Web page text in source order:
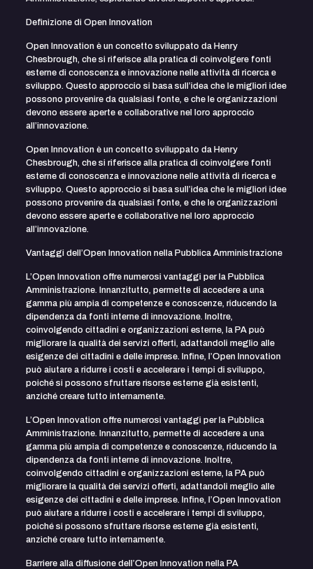
Definizione di Open Innovation
Open Innovation è un concetto sviluppato da Henry
Chesbrough, che si riferisce alla pratica di coinvolgere fonti
esterne di conoscenza e innovazione nelle attività di ricerca e
sviluppo. Questo approccio si basa sull’idea che le migliori idee
possono provenire da qualsiasi fonte, e che le organizzazioni
devono essere aperte e collaborative nel loro approccio
all’innovazione.
Open Innovation è un concetto sviluppato da Henry
Chesbrough, che si riferisce alla pratica di coinvolgere fonti
esterne di conoscenza e innovazione nelle attività di ricerca e
sviluppo. Questo approccio si basa sull’idea che le migliori idee
possono provenire da qualsiasi fonte, e che le organizzazioni
devono essere aperte e collaborative nel loro approccio
all’innovazione.
Vantaggi dell’Open Innovation nella Pubblica Amministrazione
L’Open Innovation offre numerosi vantaggi per la Pubblica
Amministrazione. Innanzitutto, permette di accedere a una
gamma più ampia di competenze e conoscenze, riducendo la
dipendenza da fonti interne di innovazione. Inoltre,
coinvolgendo cittadini e organizzazioni esterne, la PA può
migliorare la qualità dei servizi offerti, adattandoli meglio alle
esigenze dei cittadini e delle imprese. Infine, l’Open Innovation
può aiutare a ridurre i costi e accelerare i tempi di sviluppo,
poiché si possono sfruttare risorse esterne già esistenti,
anziché creare tutto internamente.
L’Open Innovation offre numerosi vantaggi per la Pubblica
Amministrazione. Innanzitutto, permette di accedere a una
gamma più ampia di competenze e conoscenze, riducendo la
dipendenza da fonti interne di innovazione. Inoltre,
coinvolgendo cittadini e organizzazioni esterne, la PA può
migliorare la qualità dei servizi offerti, adattandoli meglio alle
esigenze dei cittadini e delle imprese. Infine, l’Open Innovation
può aiutare a ridurre i costi e accelerare i tempi di sviluppo,
poiché si possono sfruttare risorse esterne già esistenti,
anziché creare tutto internamente.
Barriere alla diffusione dell’Open Innovation nella PA